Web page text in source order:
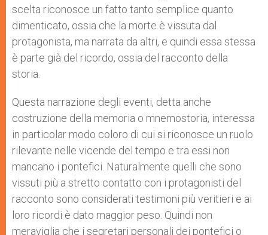
scelta riconosce un fatto tanto semplice quanto
dimenticato, ossia che la morte è vissuta dal
protagonista, ma narrata da altri, e quindi essa stessa
è parte già del ricordo, ossia del racconto della
storia.
Questa narrazione degli eventi, detta anche
costruzione della memoria o mnemostoria, interessa
in particolar modo coloro di cui si riconosce un ruolo
rilevante nelle vicende del tempo e tra essi non
mancano i pontefici. Naturalmente quelli che sono
vissuti più a stretto contatto con i protagonisti del
racconto sono considerati testimoni più veritieri e ai
loro ricordi è dato maggior peso. Quindi non
meraviglia che i segretari personali dei pontefici o